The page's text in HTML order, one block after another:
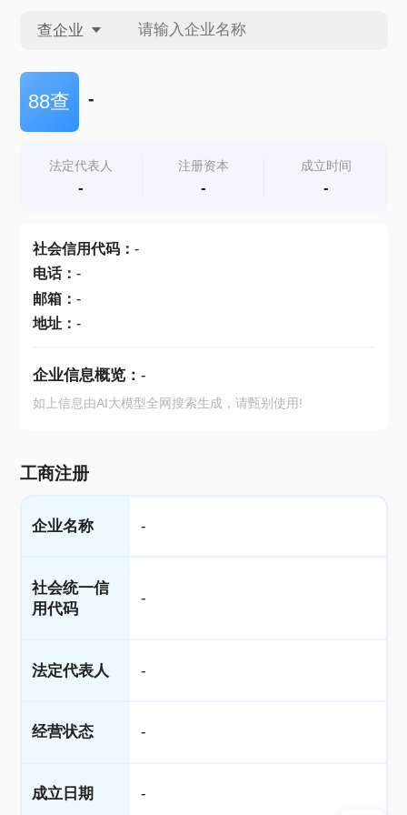
查企业
查企业
查产地
88查 -
法定代表人
-
注册资本
-
成立时间
-
社会信用代码： -
电话： -
邮箱： -
地址： -
企业信息概览： -
如上信息由AI大模型全网搜索生成，请甄别使用!
工商注册
企业名称 -
社会统一信
用代码
-
法定代表人 -
经营状态 -
成立日期 -